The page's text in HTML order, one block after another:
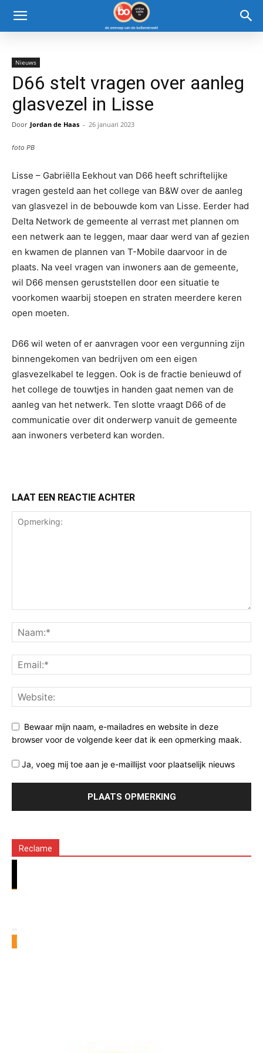
Nieuws
D66 stelt vragen over aanleg
glasvezel in Lisse
Door Jordan de Haas - 26 januari 2023
foto PB
Lisse – Gabriëlla Eekhout van D66 heeft schriftelijke
vragen gesteld aan het college van B&W over de aanleg
van glasvezel in de bebouwde kom van Lisse. Eerder had
Delta Network de gemeente al verrast met plannen om
een netwerk aan te leggen, maar daar werd van af gezien
en kwamen de plannen van T-Mobile daarvoor in de
plaats. Na veel vragen van inwoners aan de gemeente,
wil D66 mensen geruststellen door een situatie te
voorkomen waarbij stoepen en straten meerdere keren
open moeten.
D66 wil weten of er aanvragen voor een vergunning zijn
binnengekomen van bedrijven om een eigen
glasvezelkabel te leggen. Ook is de fractie benieuwd of
het college de touwtjes in handen gaat nemen van de
aanleg van het netwerk. Ten slotte vraagt D66 of de
communicatie over dit onderwerp vanuit de gemeente
aan inwoners verbeterd kan worden.
LAAT EEN REACTIE ACHTER
Bewaar mijn naam, e-mailadres en website in deze
browser voor de volgende keer dat ik een opmerking maak.
Ja, voeg mij toe aan je e-maillijst voor plaatselijk nieuws
Reclame